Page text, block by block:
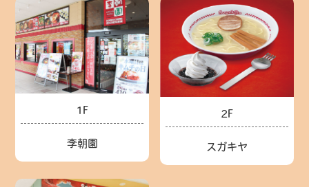
1F
李朝園
2F
スガキヤ